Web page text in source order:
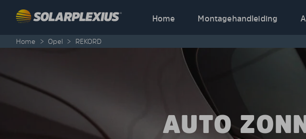
Home
Montagehandleiding
Home > Opel > REKORD
AUTO